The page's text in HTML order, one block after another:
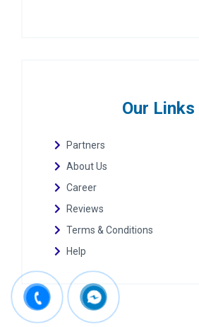
Our Links
Partners
About Us
Career
Reviews
Terms & Conditions
Help